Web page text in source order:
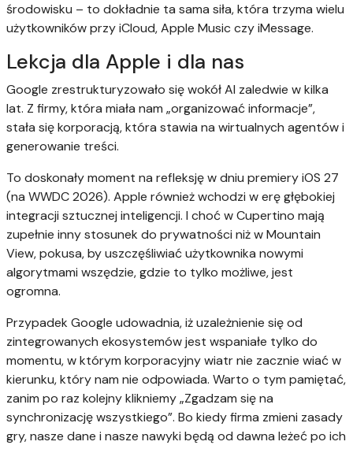
środowisku – to dokładnie ta sama siła, która trzyma wielu
użytkowników przy iCloud, Apple Music czy iMessage.
Lekcja dla Apple i dla nas
Google zrestrukturyzowało się wokół AI zaledwie w kilka
lat. Z firmy, która miała nam „organizować informacje”,
stała się korporacją, która stawia na wirtualnych agentów i
generowanie treści.
To doskonały moment na refleksję w dniu premiery iOS 27
(na WWDC 2026). Apple również wchodzi w erę głębokiej
integracji sztucznej inteligencji. I choć w Cupertino mają
zupełnie inny stosunek do prywatności niż w Mountain
View, pokusa, by uszczęśliwiać użytkownika nowymi
algorytmami wszędzie, gdzie to tylko możliwe, jest
ogromna.
Przypadek Google udowadnia, iż uzależnienie się od
zintegrowanych ekosystemów jest wspaniałe tylko do
momentu, w którym korporacyjny wiatr nie zacznie wiać w
kierunku, który nam nie odpowiada. Warto o tym pamiętać,
zanim po raz kolejny klikniemy „Zgadzam się na
synchronizację wszystkiego”. Bo kiedy firma zmieni zasady
gry, nasze dane i nasze nawyki będą od dawna leżeć po ich